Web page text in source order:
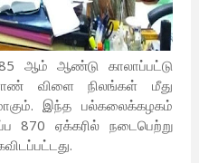
ஆம் ஆண்டு காலாப்பட்டு
விளை நிலங்கள் மீது
இந்த பல்கலைக்கழகம்
870 ஏக்கரில் நடைபெற்று